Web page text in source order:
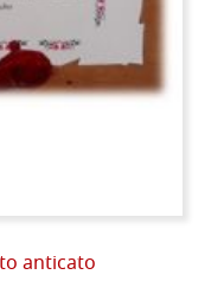
anticato